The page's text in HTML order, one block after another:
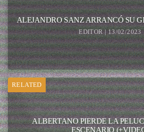
ALEJANDRO SANZ ARRANCÓ SU
EDITOR | 13/02/2023
RELATED
ALBERTANO PIERDE LA
ESCENARIO